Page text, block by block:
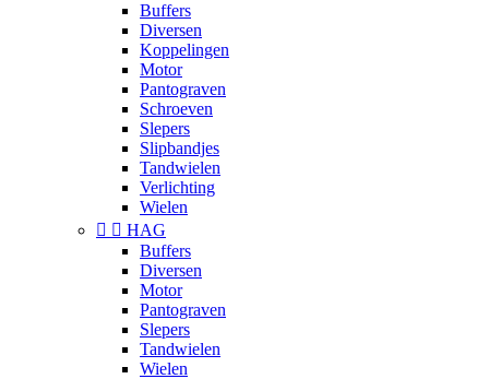
Buffers
Diversen
Koppelingen
Motor
Pantograven
Schroeven
Slepers
Slipbandjes
Tandwielen
Verlichting
Wielen
  HAG
Buffers
Diversen
Motor
Pantograven
Slepers
Tandwielen
Wielen